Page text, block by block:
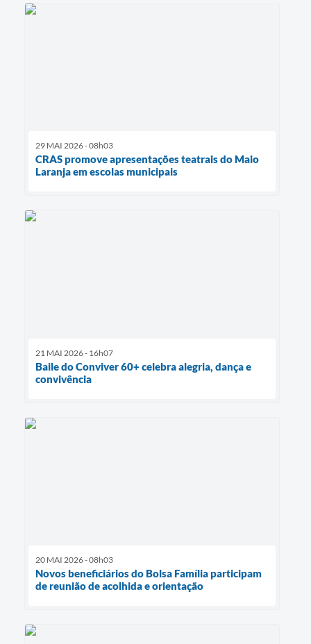
29 MAI 2026 - 08h03
CRAS promove apresentações teatrais do Maio
Laranja em escolas municipais
21 MAI 2026 - 16h07
Baile do Conviver 60+ celebra alegria, dança e
convivência
20 MAI 2026 - 08h03
Novos beneficiários do Bolsa Família participam
de reunião de acolhida e orientação